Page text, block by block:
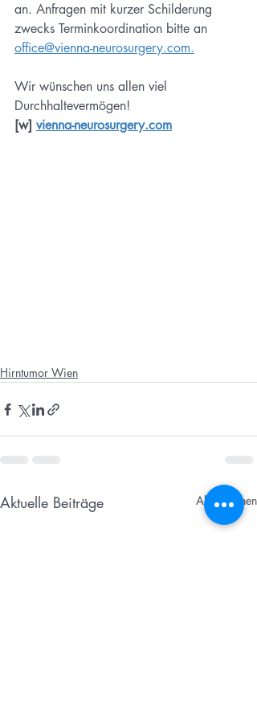
an. Anfragen mit kurzer Schilderung
zwecks Terminkoordination bitte an
office@vienna-neurosurgery.com.
Wir wünschen uns allen viel
Durchhaltevermögen!
[w] vienna-neurosurgery.com
Hirntumor Wien
Aktuelle Beiträge Alle ansehen